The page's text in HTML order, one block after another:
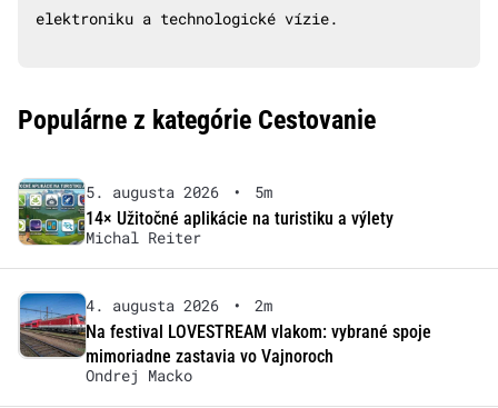
elektroniku a technologické vízie.
Populárne z kategórie Cestovanie
5. augusta 2026 •
5m
14× Užitočné aplikácie na turistiku a výlety
Michal Reiter
4. augusta 2026 •
2m
Na festival LOVESTREAM vlakom: vybrané spoje
mimoriadne zastavia vo Vajnoroch
Ondrej Macko